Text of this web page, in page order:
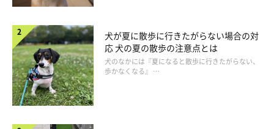
犬が夏に散歩に行きたがらない場合の対
応 犬の夏の散歩の注意点とは
犬のなかには『夏になると散歩に行きたがらない、
歩かなくなる』 …